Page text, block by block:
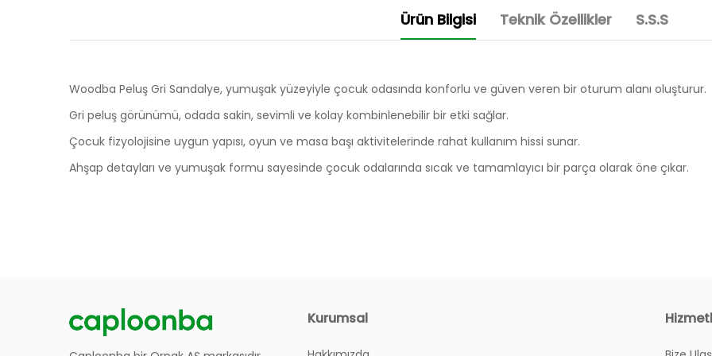
Ürün Bilgisi Teknik Özellikler S.S.S
Woodba Peluş Gri Sandalye, yumuşak yüzeyiyle çocuk odasında konforlu ve güven veren bir oturum alanı oluşturur.
Gri peluş görünümü, odada sakin, sevimli ve kolay kombinlenebilir bir etki sağlar.
Çocuk fizyolojisine uygun yapısı, oyun ve masa başı aktivitelerinde rahat kullanım hissi sunar.
Ahşap detayları ve yumuşak formu sayesinde çocuk odalarında sıcak ve tamamlayıcı bir parça olarak öne çıkar.
Yükseklik
52 cm
Oturma Alanı
Siteniz Üzerinden Nasıl Sipariş Verebilirim?
Kurumsal